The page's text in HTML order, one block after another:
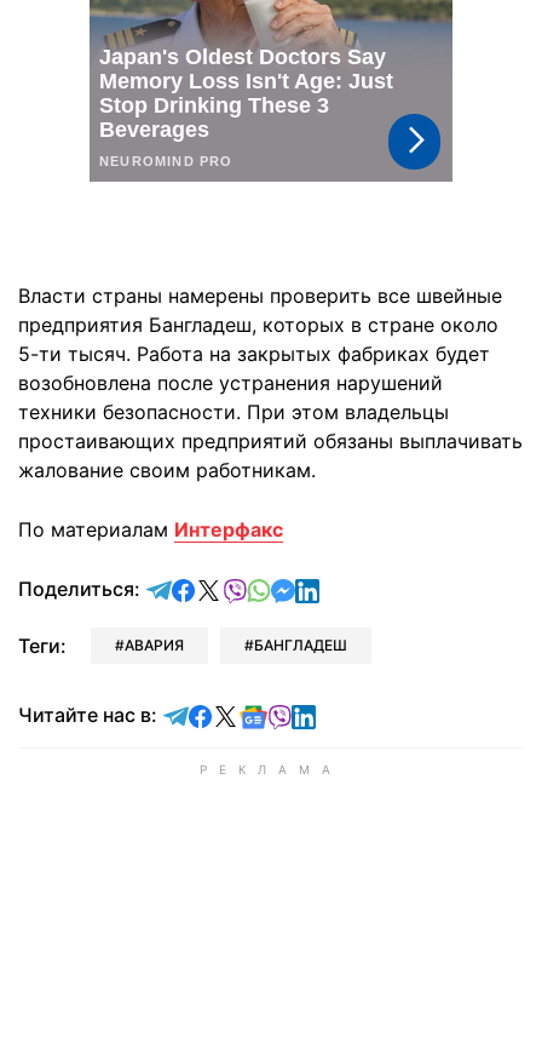
Власти страны намерены проверить все швейные
предприятия Бангладеш, которых в стране около
5-ти тысяч. Работа на закрытых фабриках будет
возобновлена после устранения нарушений
техники безопасности. При этом владельцы
простаивающих предприятий обязаны выплачивать
жалование своим работникам.
По материалам Интерфакс
Поделиться: отправить в Telegram
поделиться в Facebook
поделиться в X
отправить в Viber
отправить в Whatsapp
отправить в Messenger
отправить в LinkedIn
Теги: АВАРИЯ БАНГЛАДЕШ
Читайте нас в: Читайте в Telegram
Читайте в Facebook
Читайте в X
Читайте в Google news
Читайте в Viber
Читайте в LinkedIn